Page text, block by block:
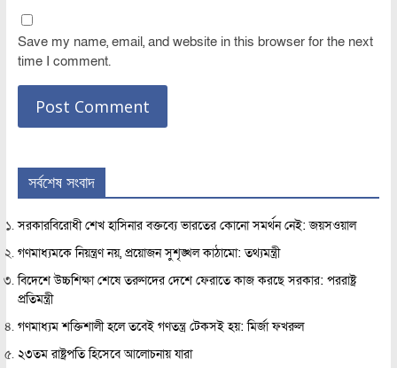
Save my name, email, and website in this browser for the next
time I comment.
সর্বশেষ সংবাদ
সরকারবিরোধী শেখ হাসিনার বক্তব্যে ভারতের কোনো সমর্থন নেই: জয়সওয়াল
গণমাধ্যমকে নিয়ন্ত্রণ নয়, প্রয়োজন সুশৃঙ্খল কাঠামো: তথ্যমন্ত্রী
বিদেশে উচ্চশিক্ষা শেষে তরুণদের দেশে ফেরাতে কাজ করছে সরকার: পররাষ্ট্র
প্রতিমন্ত্রী
গণমাধ্যম শক্তিশালী হলে তবেই গণতন্ত্র টেকসই হয়: মির্জা ফখরুল
২৩তম রাষ্ট্রপতি হিসেবে আলোচনায় যারা